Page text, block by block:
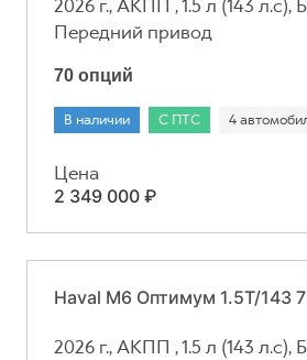
2026 г., АКПП , 1.5 л (143 л.с),
Передний привод
70 опций
В наличии С ПТС 4
Цена
2 349 000 ₽
Haval M6 Оптимум 1.5T/143
2026 г., АКПП , 1.5 л (143 л.с),